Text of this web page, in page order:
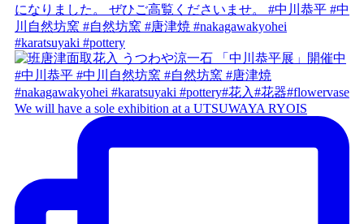
We will have a sole exhibition at a UTSUWAYA RYOIS